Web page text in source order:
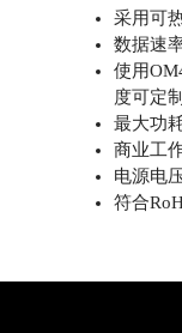
采用可
数据速
使用
度可定制
最大功
商业工
电源电
符合